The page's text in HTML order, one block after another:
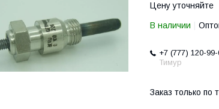
Цену уточняйте
В наличии
+7 (777) 120-99-
Тимур
Заказ только по